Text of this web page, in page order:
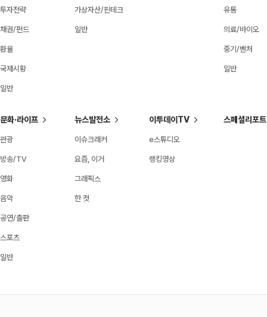
투자전략
채권/펀드
환율
국제시황
일반
가상자산/핀테크
일반
유통
의료/바이오
중기/벤처
일반
문화·라이프
관광
방송/TV
영화
음악
공연/출판
스포츠
일반
뉴스발전소
이슈크래커
요즘, 이거
그래픽스
한 컷
이투데이TV
e스튜디오
랭킹영상
스페셜리포트